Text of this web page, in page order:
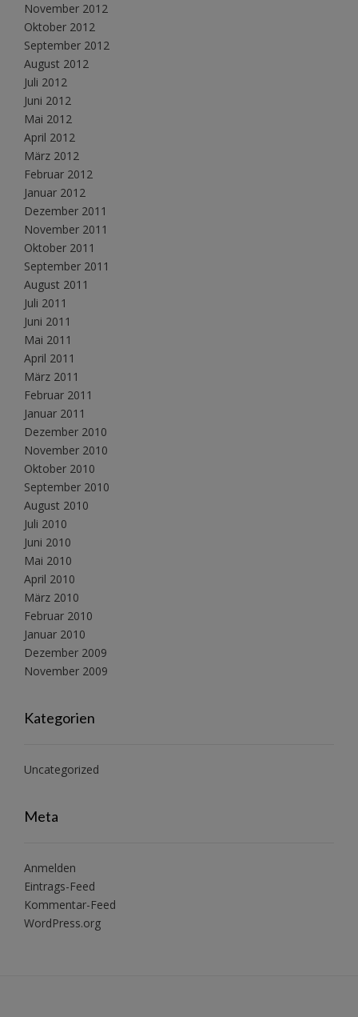
November 2012
Oktober 2012
September 2012
August 2012
Juli 2012
Juni 2012
Mai 2012
April 2012
März 2012
Februar 2012
Januar 2012
Dezember 2011
November 2011
Oktober 2011
September 2011
August 2011
Juli 2011
Juni 2011
Mai 2011
April 2011
März 2011
Februar 2011
Januar 2011
Dezember 2010
November 2010
Oktober 2010
September 2010
August 2010
Juli 2010
Juni 2010
Mai 2010
April 2010
März 2010
Februar 2010
Januar 2010
Dezember 2009
November 2009
Kategorien
Uncategorized
Meta
Anmelden
Eintrags-Feed
Kommentar-Feed
WordPress.org